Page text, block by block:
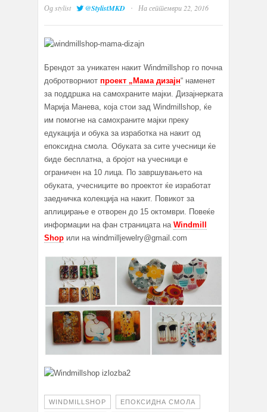
Одstylist @StylistMKD · На септември 22, 2016
Брендот за уникатен накит Windmillshop го почна
добротворниот проект „Мама дизајн“ наменет
за поддршка на самохраните мајки. Дизајнерката
Марија Манева, која стои зад Windmillshop, ќе
им помогне на самохраните мајки преку
едукација и обука за изработка на накит од
епоксидна смола. Обуката за сите учесници ќе
биде бесплатна, а бројот на учесници е
ограничен на 10 лица. По завршувањето на
обуката, учесниците во проектот ќе изработат
заедничка колекција на накит. Повикот за
аплицирање е отворен до 15 октомври. Повеќе
информации на фан страницата на Windmill
Shop или на windmilljewelry@gmail.com
WINDMILLSHOP ЕПОКСИДНА СМОЛА